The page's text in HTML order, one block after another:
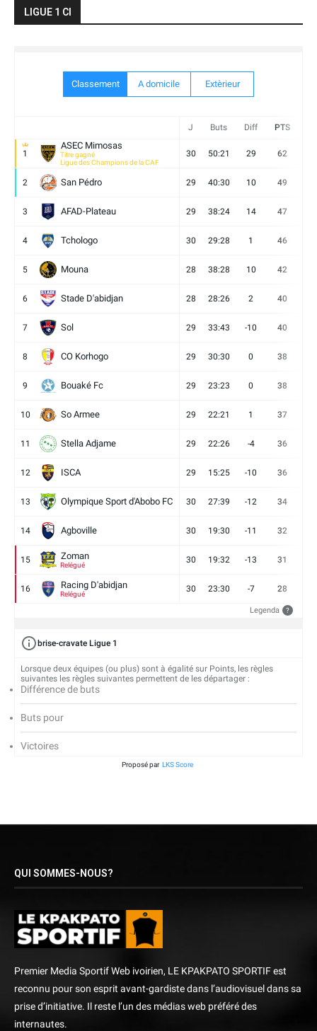
LIGUE 1 CI
Classement A domicile Extèrieur
J Buts Diff PTS
1
ASEC Mimosas
Titre gagné
Ligue des Champions de la CAF
30 50:21 29 62
2 San Pédro 29 40:30 10 49
3 AFAD-Plateau 29 38:24 14 47
4 Tchologo 30 29:28 1 46
5 Mouna 28 38:28 10 42
6 Stade D'abidjan 28 28:26 2 40
7 Sol 29 33:43 -10 40
8 CO Korhogo 29 30:30 0 38
9 Bouaké Fc 29 23:23 0 38
10 So Armee 29 22:21 1 37
11 Stella Adjame 29 22:26 -4 36
12 ISCA 29 15:25 -10 36
13 Olympique Sport d'Abobo FC 30 27:39 -12 34
14 Agboville 30 19:30 -11 32
15 Zoman
Relégué
30 19:32 -13 31
16 Racing D'abidjan
Relégué
30 23:30 -7 28
Legenda ?
brise-cravate Ligue 1
Lorsque deux équipes (ou plus) sont à égalité sur Points, les règles
suivantes les règles suivantes permettent de les départager :
Différence de buts
Buts pour
Victoires
Proposé par LKS Score
QUI SOMMES-NOUS?
Premier Media Sportif Web ivoirien, LE KPAKPATO SPORTIF est
reconnu pour son esprit avant-gardiste dans l’audiovisuel dans sa
prise d’initiative. Il reste l’un des médias web préféré des
internautes.